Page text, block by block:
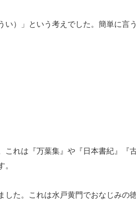
）」という考えでした。簡単に言う
れは『万葉集』や『日本書紀』『
た。これは水戸黄門でおなじみの